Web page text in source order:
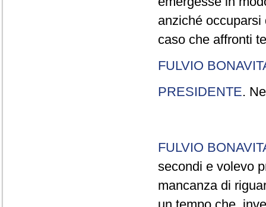
anziché
caso che affronti
FULVIO
PRESIDENTE.
FULVIO
secondi e volevo
mancanza di